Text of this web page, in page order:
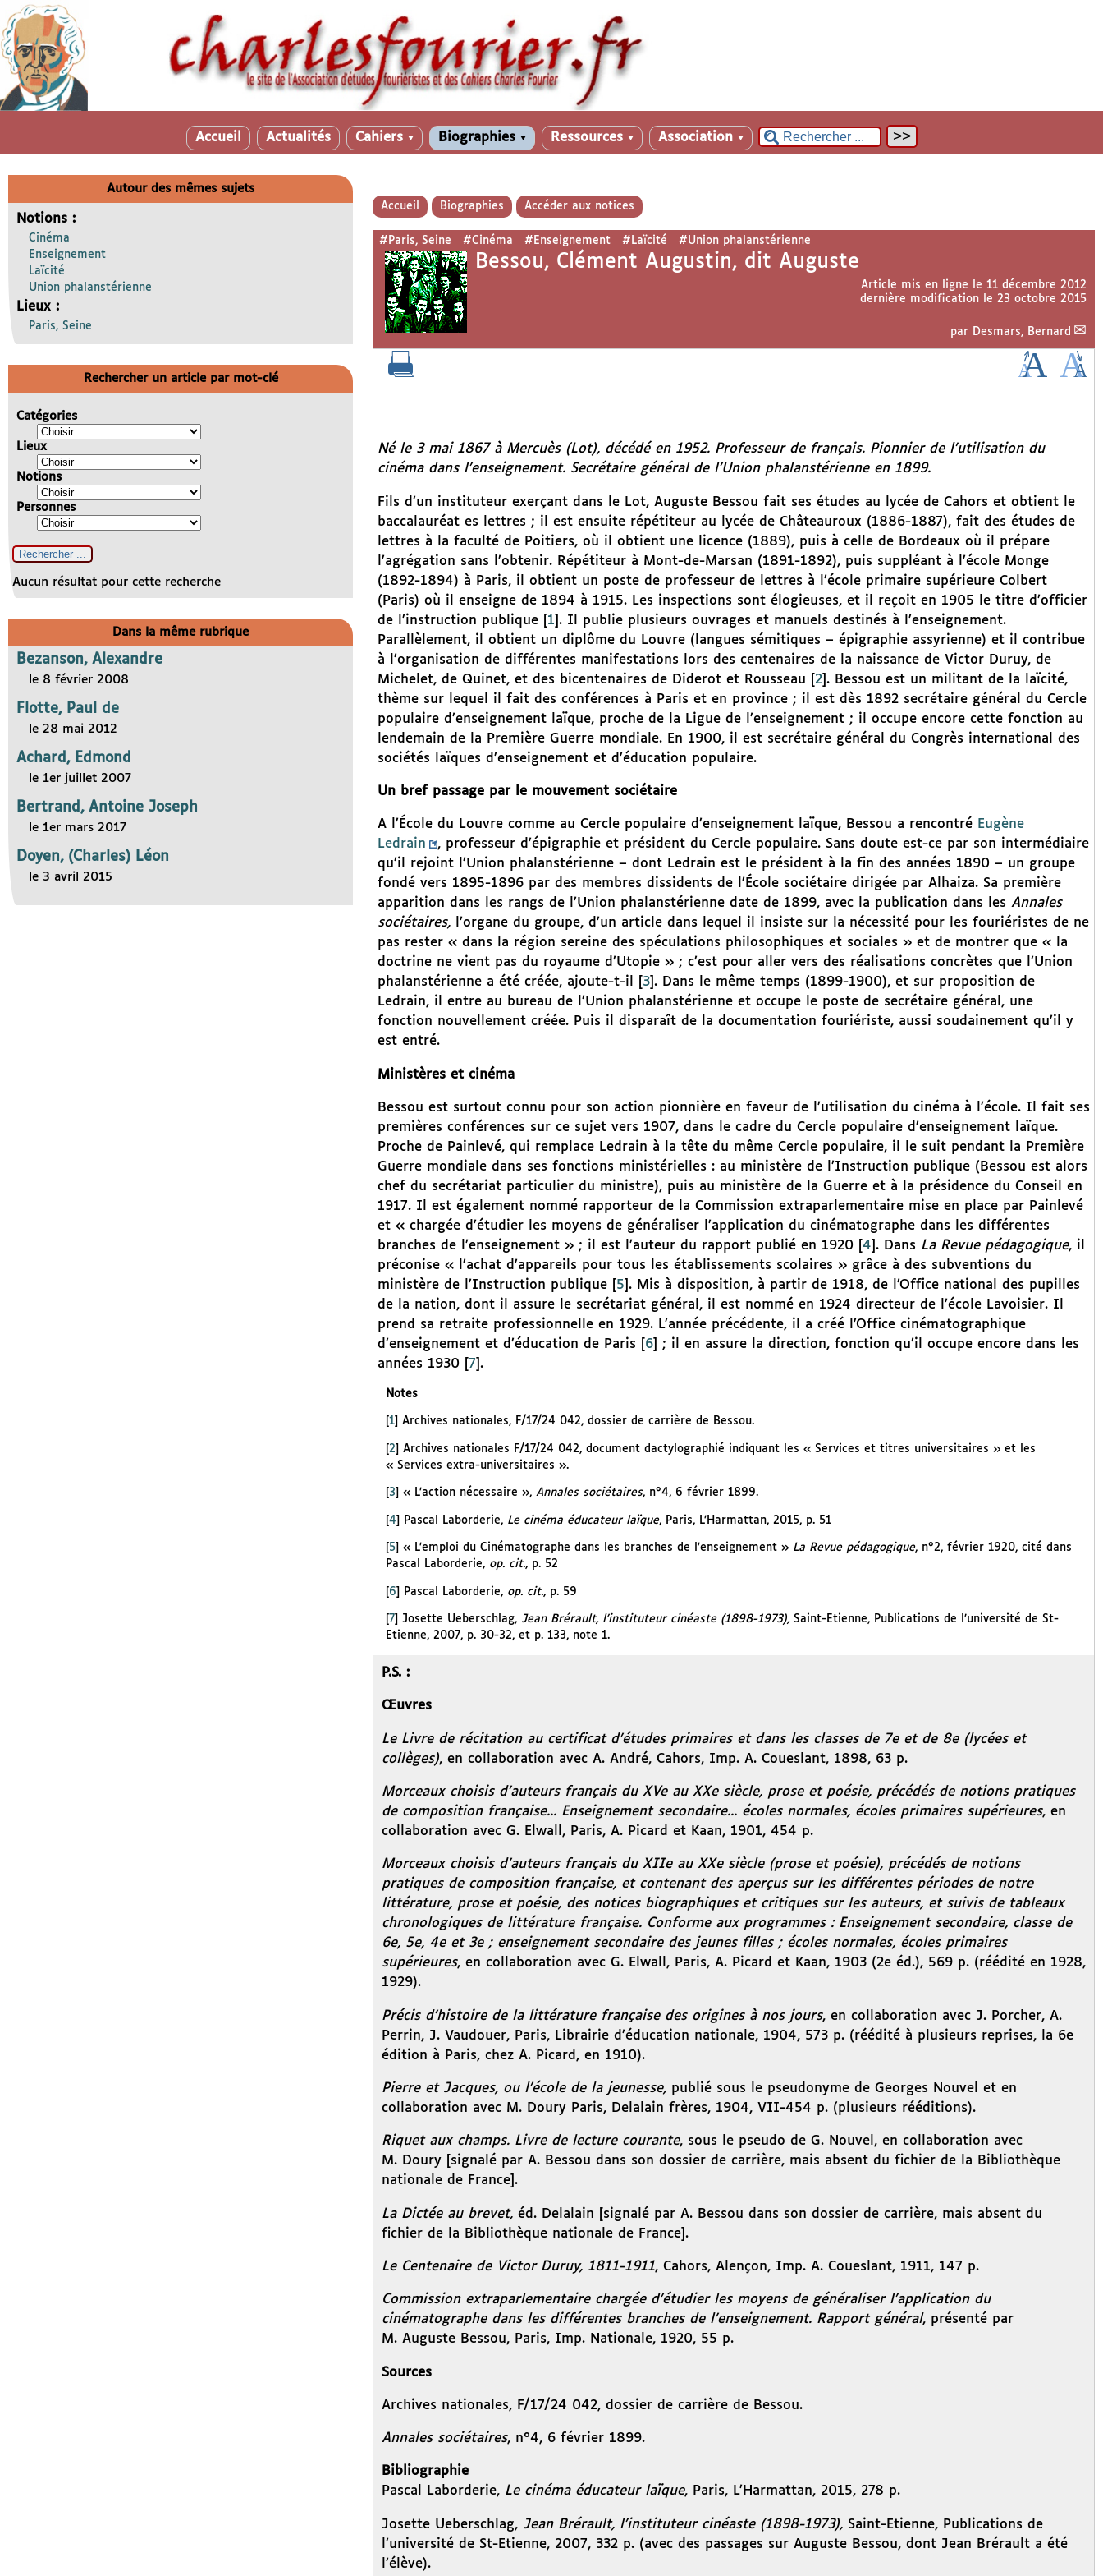
Accueil Actualités Cahiers ▼ Biographies ▼ Ressources ▼ Association ▼
Accueil Biographies Accéder aux notices
#Paris, Seine #Cinéma #Enseignement #Laïcité #Union phalanstérienne
Bessou, Clément Augustin, dit Auguste
Article mis en ligne le 11 décembre 2012
dernière modification le 23 octobre 2015
par Desmars, Bernard
Né le 3 mai 1867 à Mercuès (Lot), décédé en 1952. Professeur de français. Pionnier de l’utilisation du
cinéma dans l’enseignement. Secrétaire général de l’Union phalanstérienne en 1899.
Fils d’un instituteur exerçant dans le Lot, Auguste Bessou fait ses études au lycée de Cahors et obtient le
baccalauréat es lettres ; il est ensuite répétiteur au lycée de Châteauroux (1886-1887), fait des études de
lettres à la faculté de Poitiers, où il obtient une licence (1889), puis à celle de Bordeaux où il prépare
l’agrégation sans l’obtenir. Répétiteur à Mont-de-Marsan (1891-1892), puis suppléant à l’école Monge
(1892-1894) à Paris, il obtient un poste de professeur de lettres à l’école primaire supérieure Colbert
(Paris) où il enseigne de 1894 à 1915. Les inspections sont élogieuses, et il reçoit en 1905 le titre d’officier
de l’instruction publique[ 1 . Il publie plusieurs ouvrages et manuels destinés à l’enseignement.
Parallèlement, il obtient un diplôme du Louvre (langues sémitiques – épigraphie assyrienne) et il contribue
à l’organisation de différentes manifestations lors des centenaires de la naissance de Victor Duruy, de
Michelet, de Quinet, et des bicentenaires de Diderot et Rousseau
2] . Bessou est un militant de la laïcité,
thème sur lequel il fait des conférences à Paris et en province ; il est dès 1892 secrétaire général du Cercle
populaire d’enseignement laïque, proche de la Ligue de l’enseignement ; il occupe encore cette fonction au
lendemain de la Première Guerre mondiale. En 1900, il est secrétaire général du Congrès international des
sociétés laïques d’enseignement et d’éducation populaire.
Un bref passage par le mouvement sociétaire
A l’École du Louvre comme au Cercle populaire d’enseignement laïque, Bessou a rencontré Eugène
Ledrain
, professeur d’épigraphie et président du Cercle populaire. Sans doute est-ce par son intermédiaire
qu’il rejoint l’Union phalanstérienne – dont Ledrain est le président à la fin des années 1890 – un groupe
fondé vers 1895-1896 par des membres dissidents de l’École sociétaire dirigée par Alhaiza. Sa première
apparition dans les rangs de l’Union phalanstérienne date de 1899, avec la publication dans les Annales
sociétaires,
l’organe du groupe, d’un article dans lequel il insiste sur la nécessité pour les fouriéristes de ne
pas rester « dans la région sereine des spéculations philosophiques et sociales » et de montrer que « la
doctrine ne vient pas du royaume d’Utopie » ; c’est pour aller vers des réalisations concrètes que l’Union
phalanstérienne a été créée, ajoute-t-il
3] . Dans le même temps (1899-1900), et sur proposition de
Ledrain, il entre au bureau de l’Union phalanstérienne et occupe le poste de secrétaire général, une
fonction nouvellement créée. Puis il disparaît de la documentation fouriériste, aussi soudainement qu’il y
est entré.
Ministères et cinéma
Bessou est surtout connu pour son action pionnière en faveur de l’utilisation du cinéma à l’école. Il fait ses
premières conférences sur ce sujet vers 1907, dans le cadre du Cercle populaire d’enseignement laïque.
Proche de Painlevé, qui remplace Ledrain à la tête du même Cercle populaire, il le suit pendant la Première
Guerre mondiale dans ses fonctions ministérielles : au ministère de l’Instruction publique (Bessou est alors
chef du secrétariat particulier du ministre), puis au ministère de la Guerre et à la présidence du Conseil en
1917. Il est également nommé rapporteur de la Commission extraparlementaire mise en place par Painlevé
et « chargée d’étudier les moyens de généraliser l’application du cinématographe dans les différentes
branches de l’enseignement » ; il est l’auteur du rapport publié en 1920[ 4 . Dans La Revue pédagogique, il
préconise « l’achat d’appareils pour tous les établissements scolaires » grâce à des subventions du
ministère de l’Instruction publique[ 5 . Mis à disposition, à partir de 1918, de l’Office national des pupilles
de la nation, dont il assure le secrétariat général, il est nommé en 1924 directeur de l’école Lavoisier. Il
prend sa retraite professionnelle en 1929. L’année précédente, il a créé l’Office cinématographique
d’enseignement et d’éducation de Paris
6]
; il en assure la direction, fonction qu’il occupe encore dans les
années 1930[ 7 .
Notes
1] Archives nationales, F/17/24 042, dossier de carrière de Bessou.
[2] Archives nationales F/17/24 042, document dactylographié indiquant les « Services et titres universitaires » et les
« Services extra-universitaires ».
3 « L’action nécessaire », Annales sociétaires, n°4, 6 février 1899.
[4] Pascal Laborderie, Le cinéma éducateur laïque, Paris, L’Harmattan, 2015, p. 51
5] « L’emploi du Cinématographe dans les branches de l’enseignement » La Revue pédagogique, n°2, février 1920, cité dans
Pascal Laborderie, op. cit., p. 52
[6] Pascal Laborderie, op. cit., p. 59
7] Josette Ueberschlag, Jean Brérault, l’instituteur cinéaste (1898-1973), Saint-Etienne, Publications de l’université de St-
Etienne, 2007, p. 30-32, et p. 133, note 1.
P.S. :
Œuvres
Le Livre de récitation au certificat d’études primaires et dans les classes de 7e et de 8e (lycées et
collèges), en collaboration avec A. André, Cahors, Imp. A. Coueslant, 1898, 63 p.
Morceaux choisis d’auteurs français du XVe au XXe siècle, prose et poésie, précédés de notions pratiques
de composition française... Enseignement secondaire... écoles normales, écoles primaires supérieures, en
collaboration avec G. Elwall, Paris, A. Picard et Kaan, 1901, 454 p.
Morceaux choisis d’auteurs français du XIIe au XXe siècle (prose et poésie), précédés de notions
pratiques de composition française, et contenant des aperçus sur les différentes périodes de notre
littérature, prose et poésie, des notices biographiques et critiques sur les auteurs, et suivis de tableaux
chronologiques de littérature française. Conforme aux programmes : Enseignement secondaire, classe de
6e, 5e, 4e et 3e ; enseignement secondaire des jeunes filles ; écoles normales, écoles primaires
supérieures, en collaboration avec G. Elwall, Paris, A. Picard et Kaan, 1903 (2e éd.), 569 p. (réédité en 1928,
1929).
Précis d’histoire de la littérature française des origines à nos jours, en collaboration avec J. Porcher, A.
Perrin, J. Vaudouer, Paris, Librairie d’éducation nationale, 1904, 573 p. (réédité à plusieurs reprises, la 6e
édition à Paris, chez A. Picard, en 1910).
Pierre et Jacques, ou l’école de la jeunesse, publié sous le pseudonyme de Georges Nouvel et en
collaboration avec M. Doury Paris, Delalain frères, 1904, VII-454 p. (plusieurs rééditions).
Riquet aux champs. Livre de lecture courante, sous le pseudo de G. Nouvel, en collaboration avec
M. Doury [signalé par A. Bessou dans son dossier de carrière, mais absent du fichier de la Bibliothèque
nationale de France].
La Dictée au brevet, éd. Delalain [signalé par A. Bessou dans son dossier de carrière, mais absent du
fichier de la Bibliothèque nationale de France].
Le Centenaire de Victor Duruy, 1811-1911, Cahors, Alençon, Imp. A. Coueslant, 1911, 147 p.
Commission extraparlementaire chargée d’étudier les moyens de généraliser l’application du
cinématographe dans les différentes branches de l’enseignement. Rapport général, présenté par
M. Auguste Bessou, Paris, Imp. Nationale, 1920, 55 p.
Sources
Archives nationales, F/17/24 042, dossier de carrière de Bessou.
Annales sociétaires, n°4, 6 février 1899.
Bibliographie
Pascal Laborderie, Le cinéma éducateur laïque, Paris, L’Harmattan, 2015, 278 p.
Josette Ueberschlag, Jean Brérault, l’instituteur cinéaste (1898-1973), Saint-Etienne, Publications de
l’université de St-Etienne, 2007, 332 p. (avec des passages sur Auguste Bessou, dont Jean Brérault a été
l’élève).
Autour des mêmes sujets
Notions :
Cinéma
Enseignement
Laïcité
Union phalanstérienne
Lieux :
Paris, Seine
Rechercher un article par mot-clé
Catégories
Lieux
Notions
Personnes
Aucun résultat pour cette recherche
Dans la même rubrique
Bezanson, Alexandre
le 8 février 2008
Flotte, Paul de
le 28 mai 2012
Achard, Edmond
le 1er juillet 2007
Bertrand, Antoine Joseph
le 1er mars 2017
Doyen, (Charles) Léon
le 3 avril 2015